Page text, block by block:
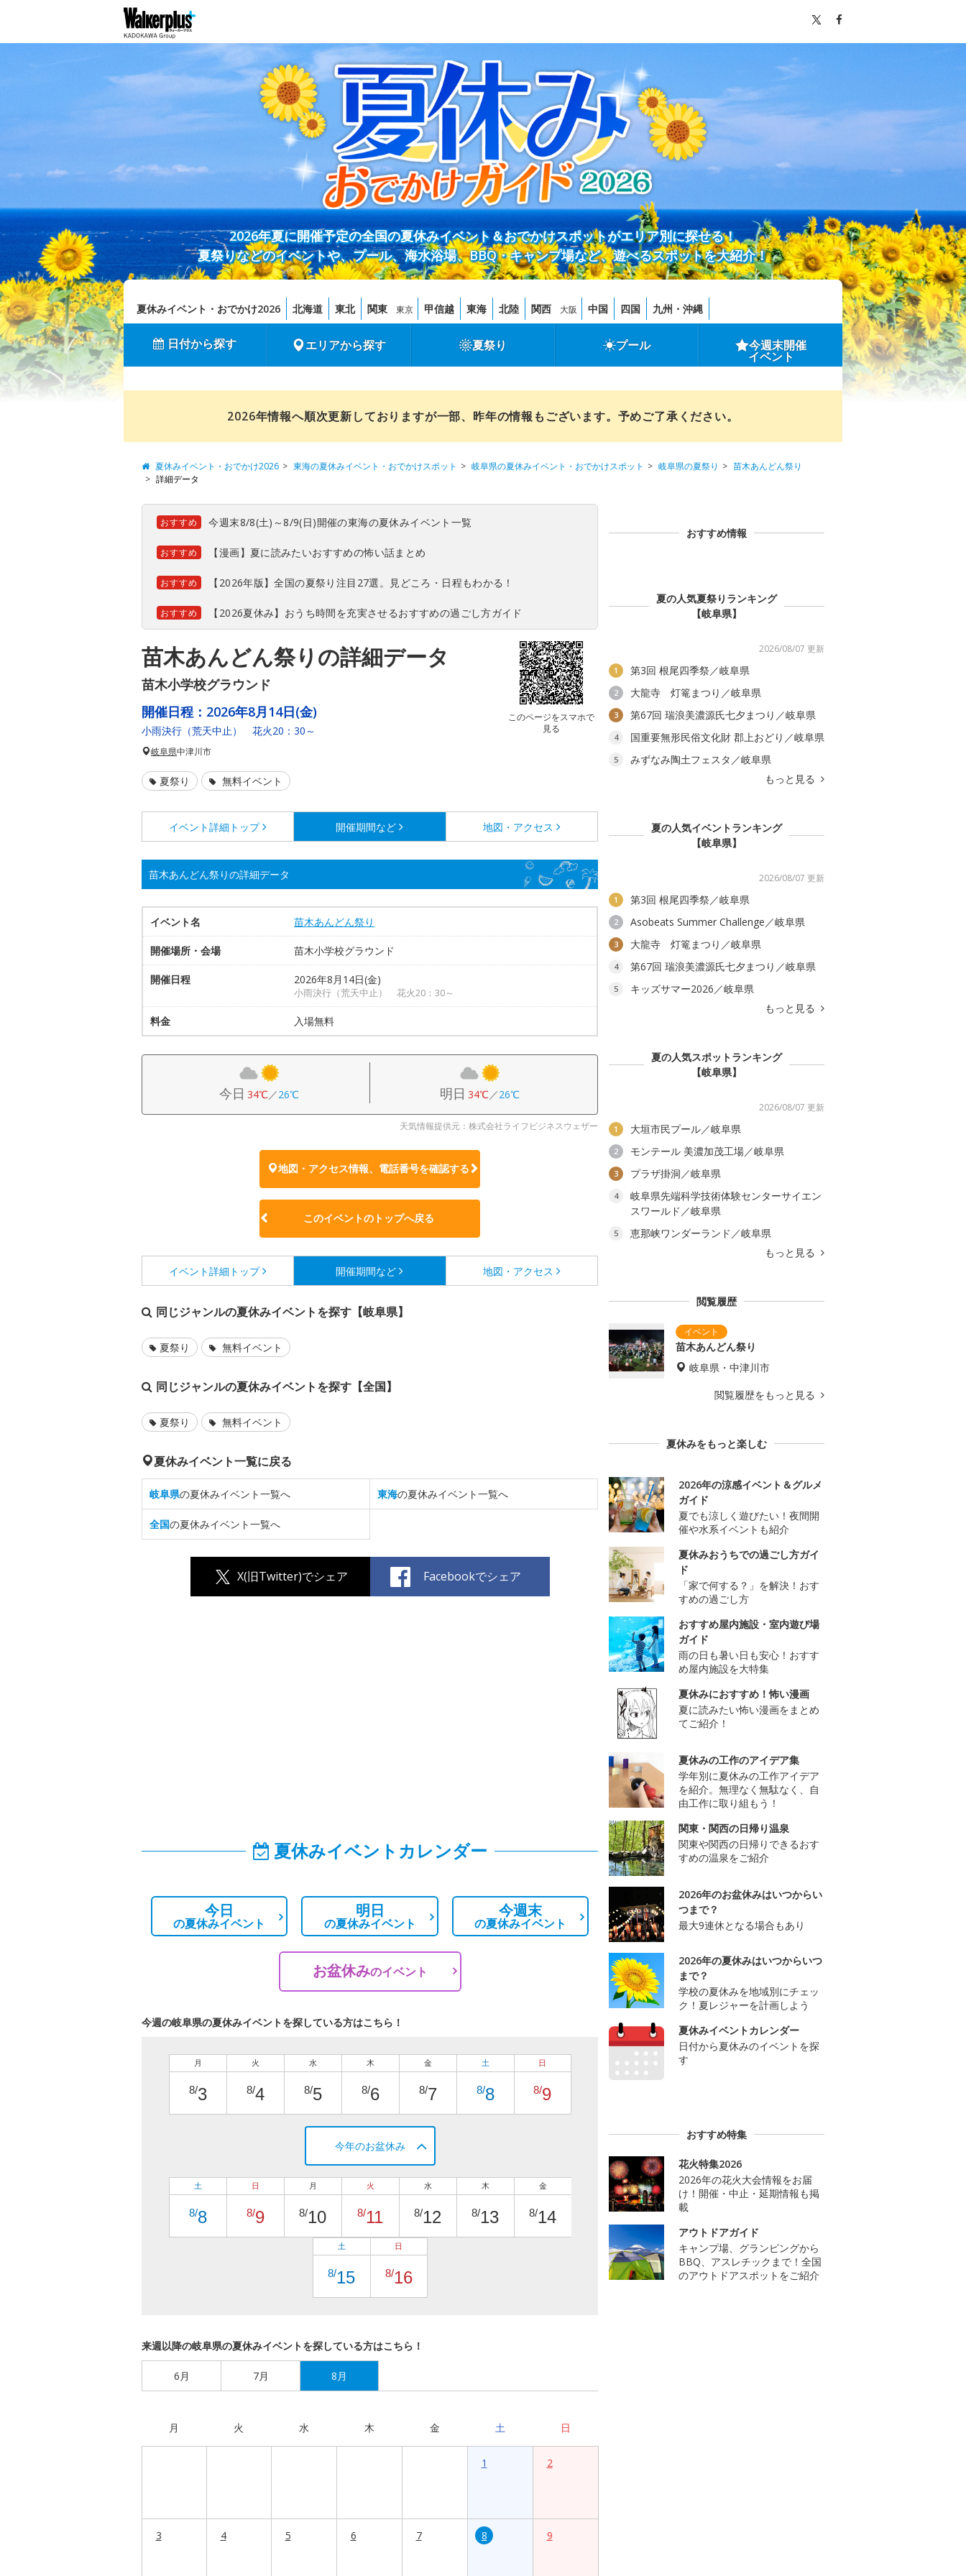
2026年夏に開催予定の全国の夏休みイベント＆おでかけスポットがエリア別に探せる！
夏祭りなどのイベントや、プール、海水浴場、BBQ・キャンプ場など、遊べるスポットを大紹介！
夏休みイベント・おでかけ2026 北海道 東北 関東 東京 甲信越 東海 北陸 関西 大阪 中国 四国 九州・沖縄
日付から探す エリアから探す 夏祭り プール 今週末開催
イベント
2026年情報へ順次更新しておりますが一部、昨年の情報もございます。予めご了承ください。
夏休みイベント・おでかけ2026 東海の夏休みイベント・おでかけスポット 岐阜県の夏休みイベント・おでかけスポット 岐阜県の夏祭り
苗木あんどん祭り
詳細データ
おすすめ 今週末8/8(土)～8/9(日)開催の東海の夏休みイベント一覧
おすすめ 【漫画】夏に読みたいおすすめの怖い話まとめ
おすすめ 【2026年版】全国の夏祭り注目27選。見どころ・日程もわかる！
おすすめ 【2026夏休み】おうち時間を充実させるおすすめの過ごし方ガイド
苗木あんどん祭りの詳細データ
苗木小学校グラウンド
このページをスマホで
見る
開催日程： 2026年8月14日(金)
小雨決行（荒天中止） 花火20：30～
岐阜県中津川市
夏祭り 無料イベント
イベント詳細 トップ 開催期間など 地図・アクセス
苗木あんどん祭りの詳細データ
イベント名 苗木あんどん祭り
開催場所・会場 苗木小学校グラウンド
開催日程 2026年8月14日(金)
小雨決行（荒天中止） 花火20：30～
料金 入場無料
今日 34℃／26℃ 明日 34℃／26℃
天気情報提供元：株式会社ライフビジネスウェザー
地図・アクセス情報、電話番号を確認する
このイベントのトップへ戻る
イベント詳細 トップ 開催期間など 地図・アクセス
同じジャンルの夏休みイベントを探す【岐阜県】
夏祭り 無料イベント
同じジャンルの夏休みイベントを探す【全国】
夏祭り 無料イベント
夏休みイベント一覧に戻る
岐阜県の夏休みイベント一覧へ 東海の夏休みイベント一覧へ
全国の夏休みイベント一覧へ
X(旧Twitter)でシェア Facebookでシェア
夏休みイベントカレンダー
今日
の夏休みイベント
明日
の夏休みイベント
今週末
の夏休みイベント
お盆休みのイベント
今週の岐阜県の夏休みイベントを探している方はこちら！
月
8/3
火
8/4
水
8/5
木
8/6
金
8/7
土
8/8
日
8/9
今年のお盆休み
土
8/8
日
8/9
月
8/10
火
8/11
水
8/12
木
8/13
金
8/14
土
8/15
日
8/16
来週以降の岐阜県の夏休みイベントを探している方はこちら！
6月 7月 8月
月 火 水 木 金 土 日
1 2
3 4 5 6 7 8 9
おすすめ情報
夏の人気夏祭りランキング
【岐阜県】
2026/08/07 更新
1 第3回 根尾四季祭／岐阜県
2 大龍寺 灯篭まつり／岐阜県
3 第67回 瑞浪美濃源氏七夕まつり／岐阜県
4 国重要無形民俗文化財 郡上おどり／岐阜県
5
みずなみ陶土フェスタ／岐阜県
もっと見る
夏の人気イベントランキング
【岐阜県】
2026/08/07 更新
1 第3回 根尾四季祭／岐阜県
2 Asobeats Summer Challenge／岐阜県
3 大龍寺 灯篭まつり／岐阜県
4 第67回 瑞浪美濃源氏七夕まつり／岐阜県
5
キッズサマー2026／岐阜県
もっと見る
夏の人気スポットランキング
【岐阜県】
2026/08/07 更新
1 大垣市民プール／岐阜県
2 モンテール 美濃加茂工場／岐阜県
3 プラザ掛洞／岐阜県
4
岐阜県先端科学技術体験センターサイエン
スワールド／岐阜県
5
恵那峡ワンダーランド／岐阜県
もっと見る
閲覧履歴
苗木あんどん祭り
岐阜県・中津川市
閲覧履歴をもっと見る
夏休みをもっと楽しむ
2026年の涼感イベント＆グルメ
ガイド
夏でも涼しく遊びたい！夜間開
催や水系イベントも紹介
夏休みおうちでの過ごし方ガイ
ド
「家で何する？」を解決！おす
すめの過ごし方
おすすめ屋内施設・室内遊び場
ガイド
雨の日も暑い日も安心！おすす
め屋内施設を大特集
夏休みにおすすめ！怖い漫画
夏に読みたい怖い漫画をまとめ
てご紹介！
夏休みの工作のアイデア集
学年別に夏休みの工作アイデア
を紹介。無理なく無駄なく、自
由工作に取り組もう！
関東・関西の日帰り温泉
関東や関西の日帰りできるおす
すめの温泉をご紹介
2026年のお盆休みはいつからい
つまで？
最大9連休となる場合もあり
2026年の夏休みはいつからいつ
まで？
学校の夏休みを地域別にチェッ
ク！夏レジャーを計画しよう
夏休みイベントカレンダー
日付から夏休みのイベントを探
す
おすすめ特集
花火特集2026
2026年の花火大会情報をお届
け！開催・中止・延期情報も掲
載
アウトドアガイド
キャンプ場、グランピングから
BBQ、アスレチックまで！全国
のアウトドアスポットをご紹介